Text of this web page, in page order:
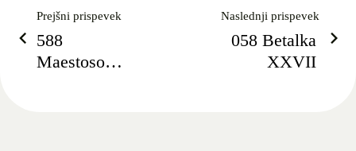
Prejšni prispevek
588
Maestoso
Naslednji prispevek
058 Betalka
XXVII